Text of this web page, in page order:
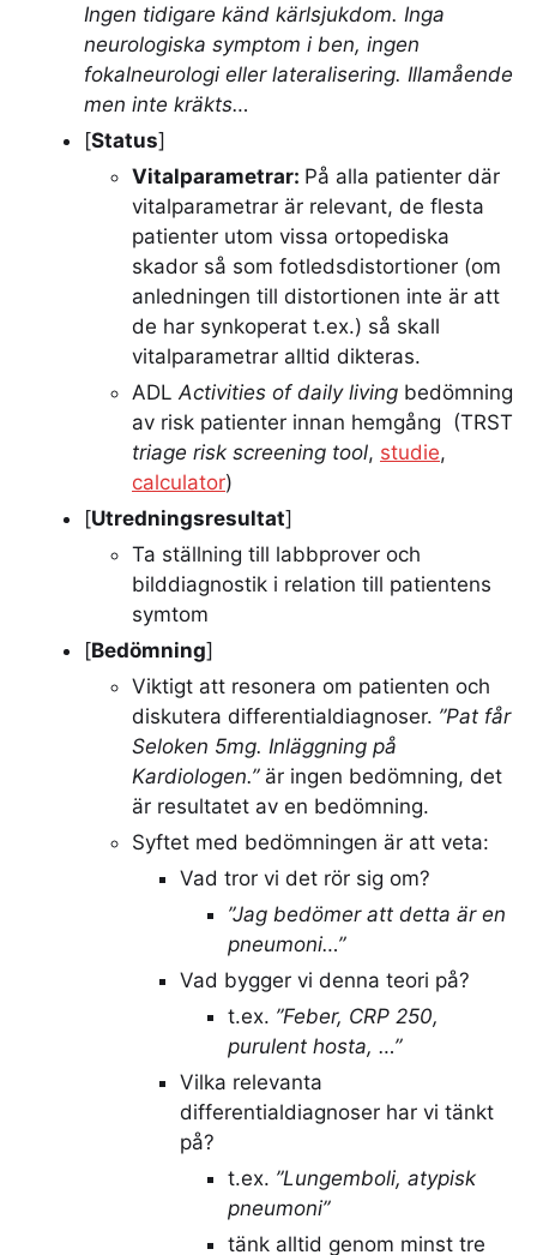
Ingen tidigare känd kärlsjukdom. Inga
neurologiska symptom i ben, ingen
fokalneurologi eller lateralisering. Illamående
men inte kräkts…
[Status]
Vitalparametrar: På alla patienter där
vitalparametrar är relevant, de flesta
patienter utom vissa ortopediska
skador så som fotledsdistortioner (om
anledningen till distortionen inte är att
de har synkoperat t.ex.) så skall
vitalparametrar alltid dikteras.
ADL Activities of daily living bedömning
av risk patienter innan hemgång (TRST
triage risk screening tool, studie,
calculator)
[Utredningsresultat]
Ta ställning till labbprover och
bilddiagnostik i relation till patientens
symtom
[Bedömning]
Viktigt att resonera om patienten och
diskutera differentialdiagnoser. ”Pat får
Seloken 5mg. Inläggning på
Kardiologen.”är ingen bedömning, det
är resultatet av en bedömning.
Syftet med bedömningen är att veta:
Vad tror vi det rör sig om?
”Jag bedömer att detta är en
pneumoni…”
Vad bygger vi denna teori på?
t.ex. ”Feber, CRP 250,
purulent hosta, …”
Vilka relevanta
differentialdiagnoser har vi tänkt
på?
t.ex. ”Lungemboli, atypisk
pneumoni”
tänk alltid genom minst tre